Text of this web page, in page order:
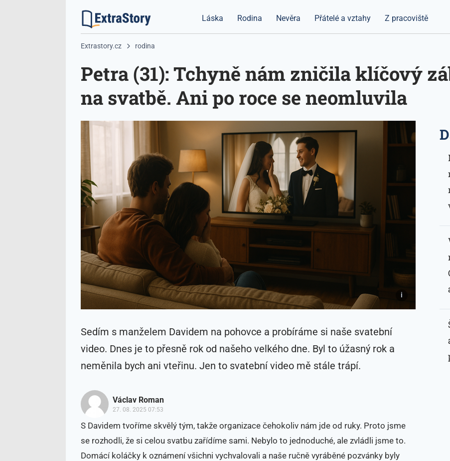
Láska Rodina Nevěra Přátelé a vztahy Z pracoviště
Extrastory.cz rodina
Petra (31): Tchyně nám zničila klíčový
na svatbě. Ani po roce se neomluvila
Sedím s manželem Davidem na pohovce a probíráme si naše svatební
video. Dnes je to přesně rok od našeho velkého dne. Byl to úžasný rok a
neměnila bych ani vteřinu. Jen to svatební video mě stále trápí.
Václav Roman
27. 08. 2025 07:53
S Davidem tvoříme skvělý tým, takže organizace čehokoliv nám jde od ruky. Proto jsme
se rozhodli, že si celou svatbu zařídíme sami. Nebylo to jednoduché, ale zvládli jsme to.
Domácí koláčky k oznámení všichni vychvalovali a naše ručně vyráběné pozvánky byly